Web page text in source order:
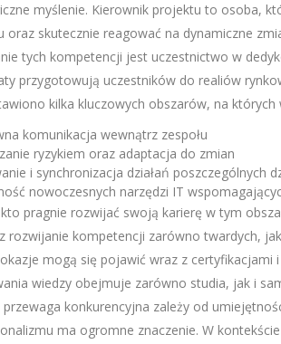
myślenie. Kierownik projektu to osoba,
oraz skutecznie reagować na dynamiczne
tych kompetencji jest uczestnictwo w
przygotowują uczestników do realiów
kilka kluczowych obszarów, na których
komunikacja wewnątrz zespołu
ryzykiem oraz adaptacja do zmian
i synchronizacja działań poszczególnych
nowoczesnych narzędzi IT
kto pragnie rozwijać swoją karierę w tym
rozwijanie kompetencji zarówno twardych,
mogą się pojawić wraz z
wiedzy obejmuje zarówno studia, jak i
konkurencyjna zależy od
ma ogromne znaczenie. W